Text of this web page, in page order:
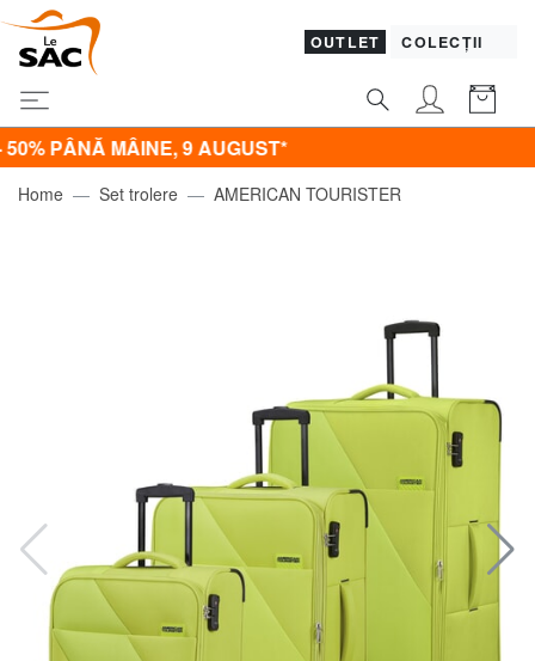
OUTLET COLECȚII
MÂINE, 9 AUGUST*
Home Set trolere AMERICAN TOURISTER